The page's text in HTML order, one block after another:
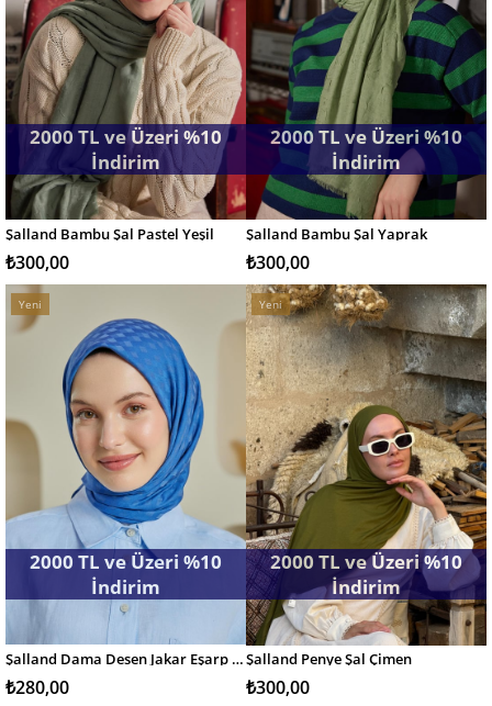
SEPETE EKLE
Şalland Bambu Şal Pastel Yeşil
2000 TL ve Üzeri %10
İndirim
₺300,00
SEPETE EKLE
Şalland Bambu Şal Yaprak
2000 TL ve Üzeri %10
İndirim
₺300,00
SEPETE EKLE
Yeni
Ürün
Şalland Dama Desen Jakar Eşarp İndigo
2000 TL ve Üzeri %10
İndirim
₺280,00
SEPETE EKLE
Yeni
Ürün
Şalland Penye Şal Çimen
2000 TL ve Üzeri %10
İndirim
₺300,00